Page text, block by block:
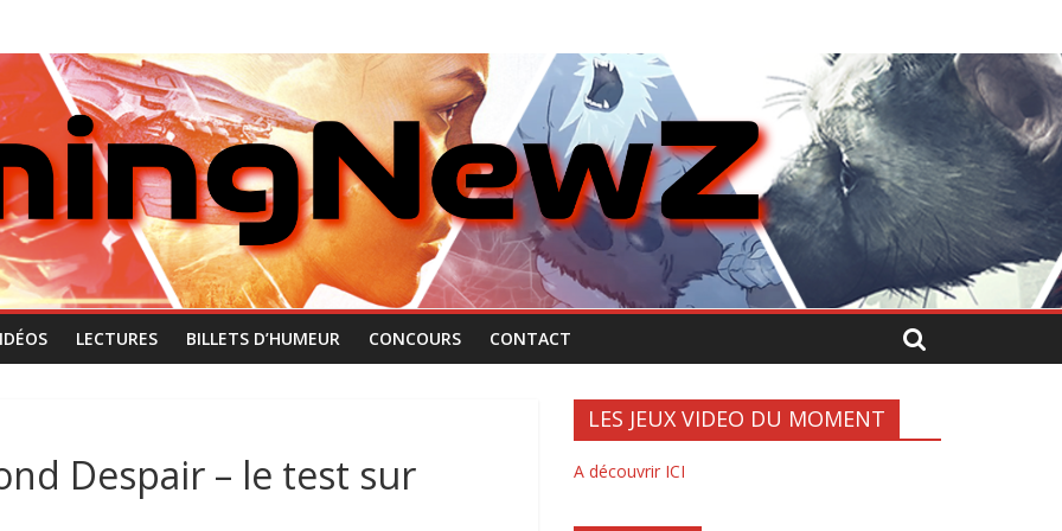
LECTURES BILLETS D’HUMEUR CONCOURS CONTACT
Despair – le test sur
LES JEUX VIDEO DU MOMENT
A découvrir ICI